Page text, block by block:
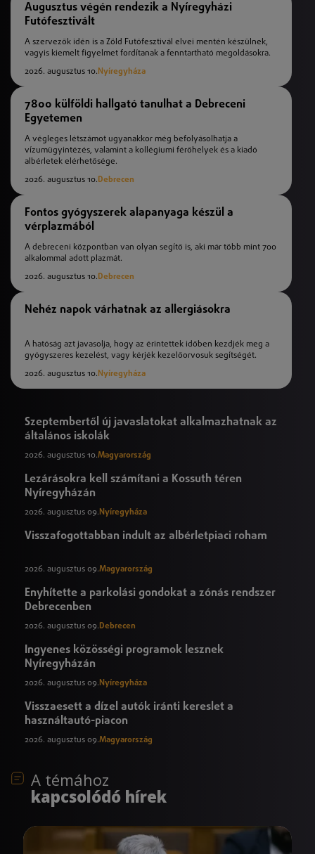
Augusztus végén rendezik a Nyíregyházi
Futófesztivált
A szervezők idén is a Zöld Futófesztivál elvei mentén készülnek,
vagyis kiemelt figyelmet fordítanak a fenntartható megoldásokra.
2026. augusztus 10. Nyíregyháza
7800 külföldi hallgató tanulhat a Debreceni
Egyetemen
A végleges létszámot ugyanakkor még befolyásolhatja a
vízumügyintézés, valamint a kollégiumi férőhelyek és a kiadó
albérletek elérhetősége.
2026. augusztus 10.Debrecen
Fontos gyógyszerek alapanyaga készül a
vérplazmából
A debreceni központban van olyan segítő is, aki már több mint 700
alkalommal adott plazmát.
2026. augusztus 10.Debrecen
Nehéz napok várhatnak az allergiásokra
A hatóság azt javasolja, hogy az érintettek időben kezdjék meg a
gyógyszeres kezelést, vagy kérjék kezelőorvosuk segítségét.
2026. augusztus 10. Nyíregyháza
Szeptembertől új javaslatokat alkalmazhatnak az
általános iskolák
2026. augusztus 10.Magyarország
Lezárásokra kell számítani a Kossuth téren
Nyíregyházán
2026. augusztus 09. Nyíregyháza
Visszafogottabban indult az albérletpiaci roham
2026. augusztus 09.Magyarország
Enyhítette a parkolási gondokat a zónás rendszer
Debrecenben
2026. augusztus 09.Debrecen
Ingyenes közösségi programok lesznek
Nyíregyházán
2026. augusztus 09. Nyíregyháza
Visszaesett a dízel autók iránti kereslet a
használtautó-piacon
2026. augusztus 09.Magyarország
A témához
kapcsolódó hírek